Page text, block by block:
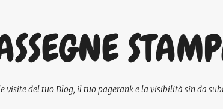
visite del tuo Blog, il tuo pagerank e la visibilità sin da